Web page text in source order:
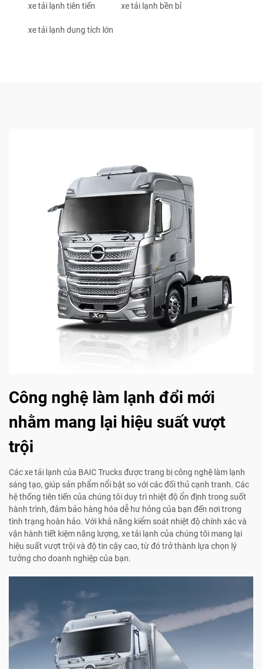
xe tải lạnh tiên tiến xe tải lạnh bền bỉ
xe tải lạnh dung tích lớn
Công nghệ làm lạnh đổi mới
nhằm mang lại hiệu suất vượt
trội
Các xe tải lạnh của BAIC Trucks được trang bị công nghệ làm lạnh
sáng tạo, giúp sản phẩm nổi bật so với các đối thủ cạnh tranh. Các
hệ thống tiên tiến của chúng tôi duy trì nhiệt độ ổn định trong suốt
hành trình, đảm bảo hàng hóa dễ hư hỏng của bạn đến nơi trong
tình trạng hoàn hảo. Với khả năng kiểm soát nhiệt độ chính xác và
vận hành tiết kiệm năng lượng, xe tải lạnh của chúng tôi mang lại
hiệu suất vượt trội và độ tin cậy cao, từ đó trở thành lựa chọn lý
tưởng cho doanh nghiệp của bạn.